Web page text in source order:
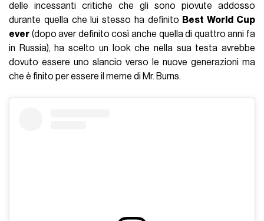
delle incessanti critiche che gli sono piovute addosso
durante quella che lui stesso ha definito Best World Cup
ever (dopo aver definito così anche quella di quattro anni fa
in Russia), ha scelto un look che nella sua testa avrebbe
dovuto essere uno slancio verso le nuove generazioni ma
che è finito per essere il meme di Mr. Burns.